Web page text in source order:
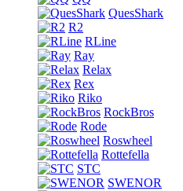
QuesShark
R2
RLine
Ray
Relax
Rex
Riko
RockBros
Rode
Roswheel
Rottefella
STC
SWENOR